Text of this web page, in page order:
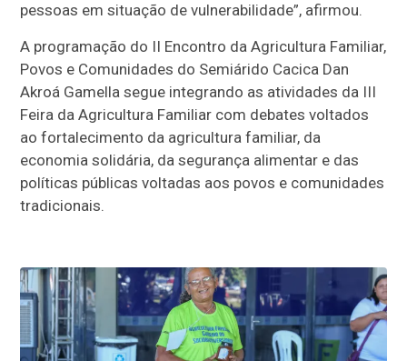
pessoas em situação de vulnerabilidade”, afirmou.
A programação do II Encontro da Agricultura Familiar,
Povos e Comunidades do Semiárido Cacica Dan
Akroá Gamella segue integrando as atividades da III
Feira da Agricultura Familiar com debates voltados
ao fortalecimento da agricultura familiar, da
economia solidária, da segurança alimentar e das
políticas públicas voltadas aos povos e comunidades
tradicionais.